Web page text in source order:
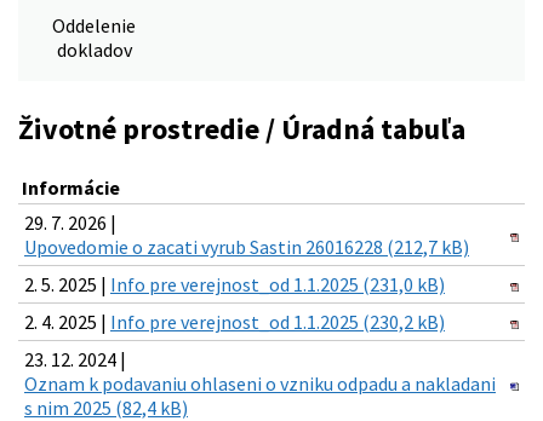
Oddelenie
dokladov
Životné prostredie / Úradná tabuľa
Informácie
29. 7. 2026 |
Upovedomie o zacati vyrub Sastin 26016228 (212,7 kB)
2. 5. 2025 | Info pre verejnost_od 1.1.2025 (231,0 kB)
2. 4. 2025 | Info pre verejnost_od 1.1.2025 (230,2 kB)
23. 12. 2024 |
Oznam k podavaniu ohlaseni o vzniku odpadu a nakladani
s nim 2025 (82,4 kB)